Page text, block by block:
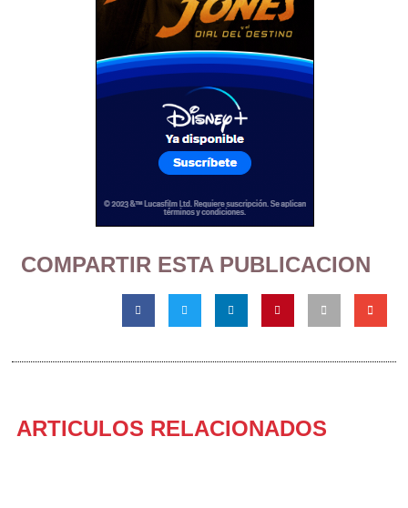
COMPARTIR ESTA PUBLICACION
ARTICULOS RELACIONADOS